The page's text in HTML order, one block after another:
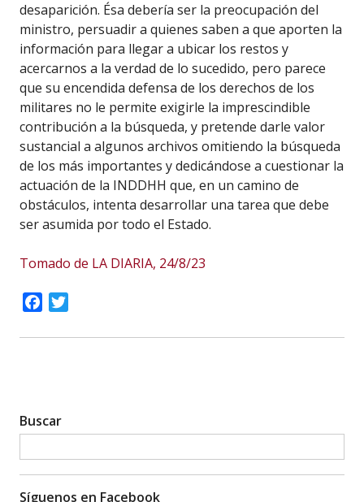
desaparición. Ésa debería ser la preocupación del
ministro, persuadir a quienes saben a que aporten la
información para llegar a ubicar los restos y
acercarnos a la verdad de lo sucedido, pero parece
que su encendida defensa de los derechos de los
militares no le permite exigirle la imprescindible
contribución a la búsqueda, y pretende darle valor
sustancial a algunos archivos omitiendo la búsqueda
de los más importantes y dedicándose a cuestionar la
actuación de la INDDHH que, en un camino de
obstáculos, intenta desarrollar una tarea que debe
ser asumida por todo el Estado.
Tomado de LA DIARIA, 24/8/23
Facebook
Buscar
Síguenos en Facebook